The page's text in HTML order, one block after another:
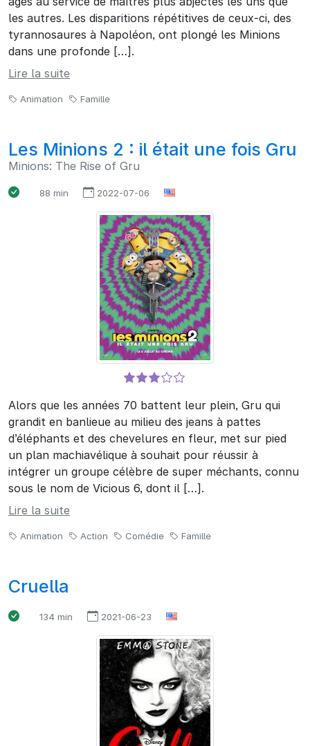
les autres. Les disparitions répétitives de ceux-ci, des
tyrannosaures à Napoléon, ont plongé les Minions
dans une profonde […].
Lire la suite
Animation Famille
Les Minions 2 : il était une fois Gru
Minions: The Rise of Gru
88 min 2022-07-06
Alors que les années 70 battent leur plein, Gru qui
grandit en banlieue au milieu des jeans à pattes
d’éléphants et des chevelures en fleur, met sur pied
un plan machiavélique à souhait pour réussir à
intégrer un groupe célèbre de super méchants, connu
sous le nom de Vicious 6, dont il […].
Lire la suite
Animation Action Comédie Famille
Cruella
134 min 2021-06-23